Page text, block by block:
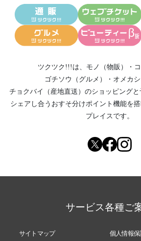
ツクツク!!!は、 モノ（物販） ・
ゴチソウ（グルメ）
・ オメカシ
チョクバイ（産地直送） のショッピングと
シェアし合う おすそ分けポイント機能を
プレイスです。
サービス各種ご
サイトマップ
個人情報保